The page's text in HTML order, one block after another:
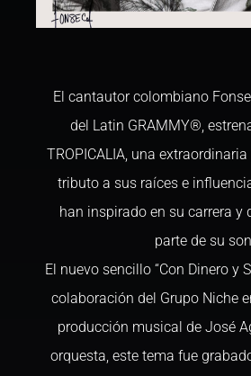
El cantautor colombiano
del Latin GRAMMY®,
TROPICALIA, una
tributo a sus raíces e
han inspirado en su carrera y
parte de su
El nuevo sencillo “Con Dinero y
colaboración del Grupo Niche
producción musical de José
orquesta, este tema fue